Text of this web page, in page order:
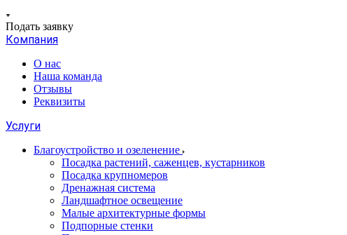
Подать заявку
Компания
О нас
Наша команда
Отзывы
Реквизиты
Услуги
Благоустройство и озеленение
Посадка растений, саженцев, кустарников
Посадка крупномеров
Дренажная система
Ландшафтное освещение
Малые архитектурные формы
Подпорные стенки